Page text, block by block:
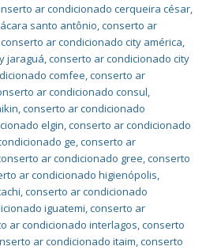
ar condicionado cerqueira césar,
santo antônio,conserto ar
conserto ar condicionado city américa,
jaraguá,conserto ar condicionado city
comfee,conserto ar
ar condicionado consul,
,conserto ar condicionado
elgin,conserto ar condicionado
ge,conserto ar
ar condicionado gree,conserto
ar condicionado higienópolis,
,conserto ar condicionado
iguatemi,conserto ar
ar condicionado interlagos,conserto
ar condicionado itaim,conserto